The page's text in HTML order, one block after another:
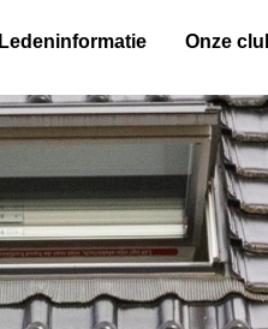
Ledeninformatie Onze